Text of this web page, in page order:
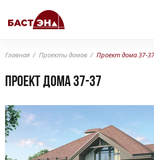
Главная Проекты домов Проект дома 37-37
Проект дома 37-37